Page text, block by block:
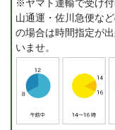
※ヤマト運輸で受け
山通運・佐川急便な
の場合は時間指定が
いませ。